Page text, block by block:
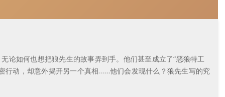
如何也想把狼先生的故事弄到手。他们甚至成立了“恶狼特工
行动，却意外揭开另一个真相……他们会发现什么？狼先生写的究